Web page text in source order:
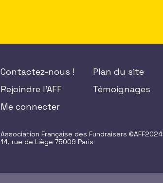
Contactez-nous !
Rejoindre l'AFF
Me connecter
Plan du site
Témoignages
Association Française des Fundraisers ©AFF2024
14, rue de Liège 75009 Paris